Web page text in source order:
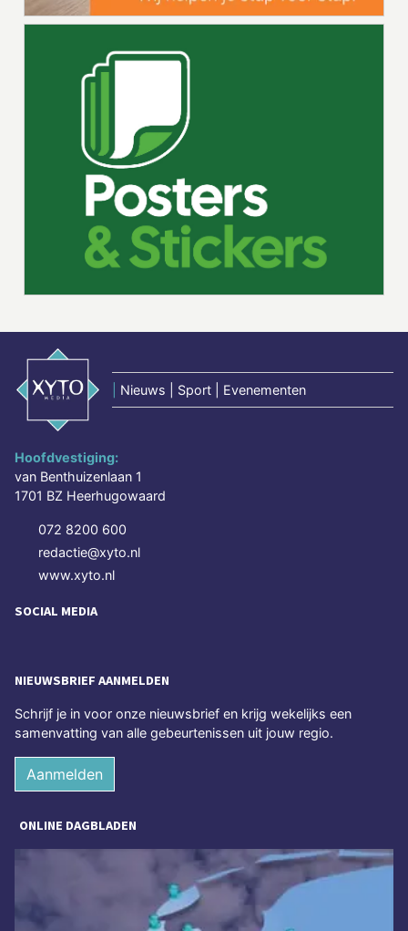
Nieuws | Sport | Evenementen
Hoofdvestiging:
van Benthuizenlaan 1
1701 BZ Heerhugowaard
072 8200 600
redactie@xyto.nl
www.xyto.nl
SOCIAL MEDIA
NIEUWSBRIEF AANMELDEN
Schrijf je in voor onze nieuwsbrief en krijg wekelijks een
samenvatting van alle gebeurtenissen uit jouw regio.
Aanmelden
ONLINE DAGBLADEN